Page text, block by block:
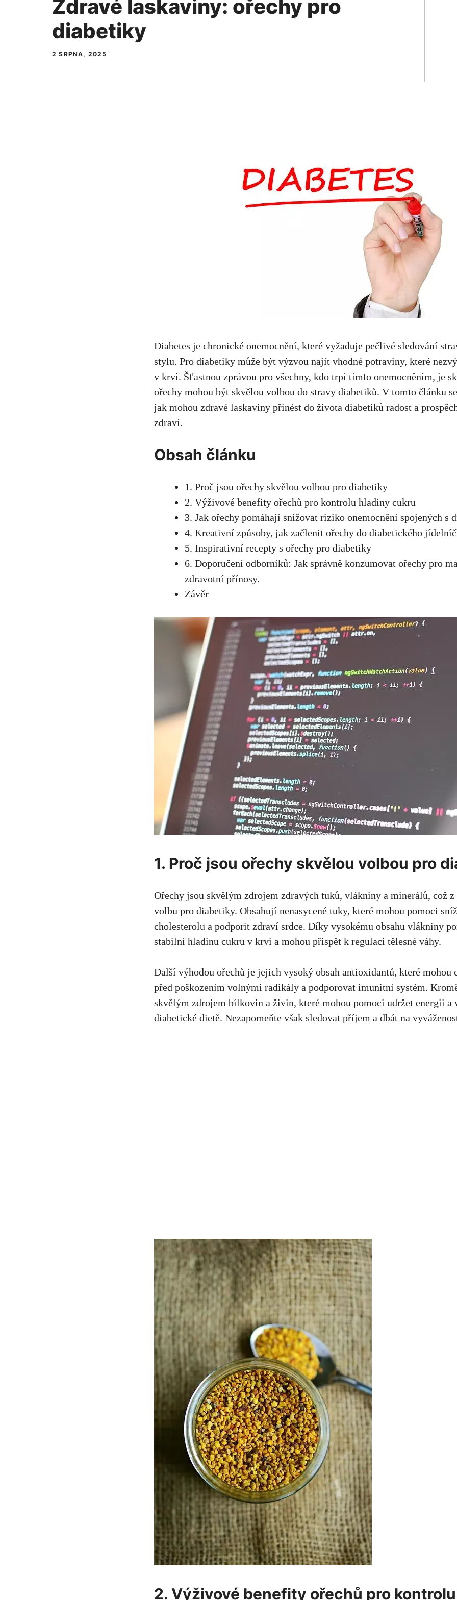
Zdravé laskaviny: ořechy pro
diabetiky
2 SRPNA, 2025
Diabetes je chronické onemocnění, které vyžaduje pečlivé⁢ sledování
stylu. Pro diabetiky může být výzvou najít vhodné ‍potraviny, které
v krvi. Šťastnou zprávou pro všechny, kdo trpí tímto onemocněním, je
‍ořechy mohou být skvělou volbou do stravy diabetiků. V tomto článku
jak mohou zdravé laskaviny přinést⁢ do života diabetiků radost a
zdraví.
Obsah článku
1. Proč jsou ořechy skvělou volbou pro diabetiky
2. Výživové benefity ořechů pro kontrolu ⁢hladiny cukru
3. Jak ořechy pomáhají snižovat riziko onemocnění ⁤spojených s
4. Kreativní způsoby, jak začlenit ořechy do diabetického
5. Inspirativní recepty s ořechy pro⁤ diabetiky
6. Doporučení odborníků: Jak správně ‍konzumovat ořechy pro
zdravotní přínosy.
Závěr
1. Proč jsou ořechy skvělou volbou pro
Ořechy jsou skvělým zdrojem zdravých tuků, vlákniny a minerálů, což
volbu pro ‍diabetiky. Obsahují nenasycené tuky, které mohou pomoci
cholesterolu ⁤a podporit zdraví srdce. Díky vysokému obsahu ​vlákniny
stabilní hladinu cukru v krvi‍ a mohou přispět k regulaci ⁣tělesné váhy.
Další výhodou‌ ořechů je jejich vysoký obsah antioxidantů, ⁢které mohou
před ‌poškozením ‍volnými radikály a podporovat imunitní systém.
skvělým zdrojem bílkovin a živin, které mohou pomoci udržet energii
diabetické dietě. Nezapomeňte však sledovat příjem a dbát na⁢
2. Výživové benefity ořechů ‌pro